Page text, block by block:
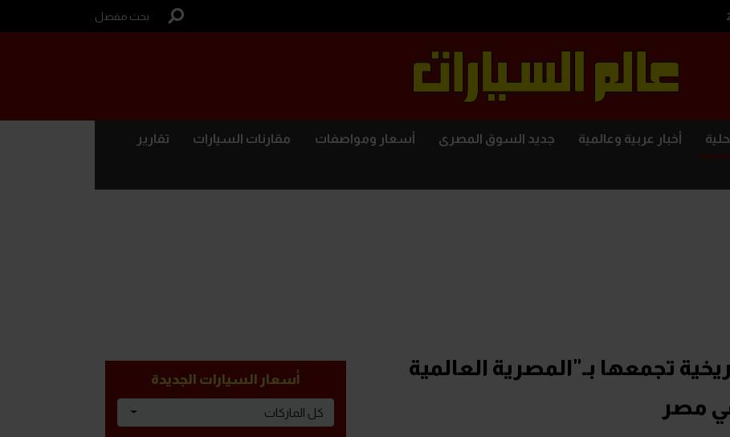
بحث مفصل
أخبار عربية وعالمية جديد السوق المصرى أسعار ومواصفات مقارنات السيارات تقارير
تجمعها بـ"المصرية العالمية
أسعار السيارات الجديدة
كل الماركات